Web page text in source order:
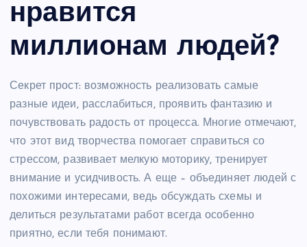
нравится
миллионам людей?
Секрет прост: возможность реализовать самые
разные идеи, расслабиться, проявить фантазию и
почувствовать радость от процесса. Многие отмечают,
что этот вид творчества помогает справиться со
стрессом, развивает мелкую моторику, тренирует
внимание и усидчивость. А еще – объединяет людей с
похожими интересами, ведь обсуждать схемы и
делиться результатами работ всегда особенно
приятно, если тебя понимают.